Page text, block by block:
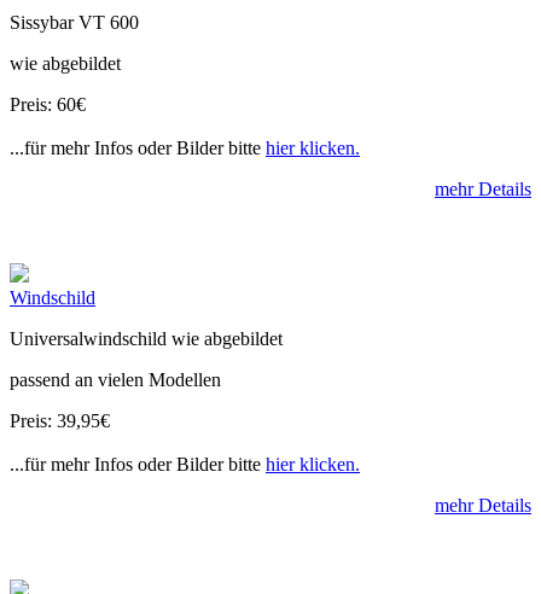
Sissybar VT 600
wie abgebildet
Preis: 60€
...für mehr Infos oder Bilder bitte hier klicken.
mehr Details
Windschild
Universalwindschild wie abgebildet
passend an vielen Modellen
Preis: 39,95€
...für mehr Infos oder Bilder bitte hier klicken.
mehr Details